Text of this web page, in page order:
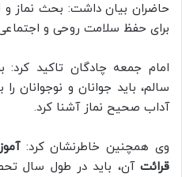
حاضران بیان داشت: بحث نماز و
برای حفظ سلامت روحی و
امام جمعه چادگان تاکید
سالم، باید جوانان و نوجوانان
آداب صحیح نماز آشنا کرد.
وی همچنین خاطرنشان کرد:
قرائت آن، باید در طول سال